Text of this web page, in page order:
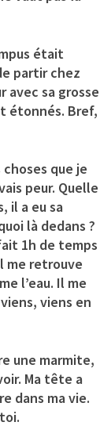
était
partir chez
avec sa grosse
étonnés. Bref,
choses que je
peur. Quelle
il a eu sa
là dedans ?
1h de temps
me retrouve
l’eau. Il me
viens en
une marmite,
Ma tête a
dans ma vie.